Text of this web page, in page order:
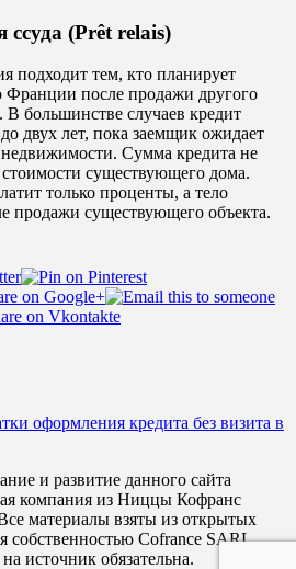
(Prêt relais)
подходит тем, кто планирует
Франции после продажи другого
В большинстве случаев кредит
двух лет, пока заемщик ожидает
Сумма кредита не
существующего дома.
только проценты, а тело
продажи существующего объекта.
оформления кредита без визита в
и развитие данного сайта
компания из Ниццы Кофранс
материалы взяты из открытых
собственностью Cofrance SARL.
источник обязательна.